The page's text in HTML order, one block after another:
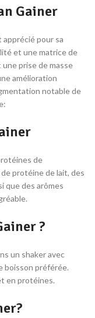
Gainer
pour sa
et une matrice de
prise de masse
amélioration
notable de
de
protéine de lait, des
que des arômes
?
un shaker avec
boisson préférée.
en protéines.